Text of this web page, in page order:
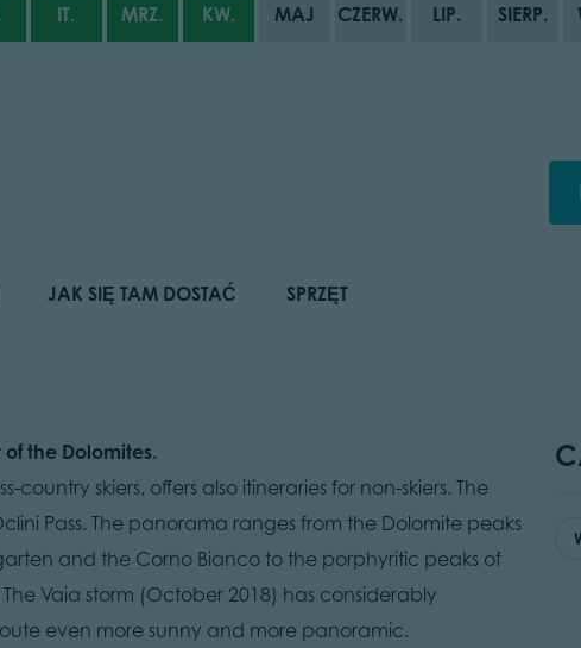
IT. MRZ. KW. MAJ CZERW. LIP. SIERP.
JAK SIĘ TAM DOSTAĆ SPRZĘT
the Dolomites.
skiers, offers also itineraries for non-skiers. The
Pass. The panorama ranges from the Dolomite peaks
and the Corno Bianco to the porphyritic peaks of
Vaia storm (October 2018) has considerably
even more sunny and more panoramic.